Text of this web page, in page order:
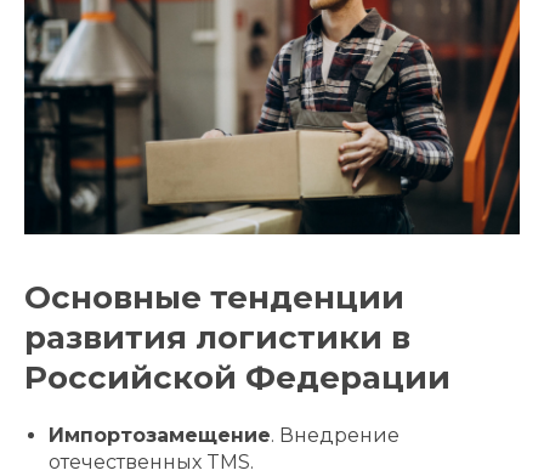
Основные тенденции
развития логистики в
Российской Федерации
Импортозамещение. Внедрение
отечественных TMS.